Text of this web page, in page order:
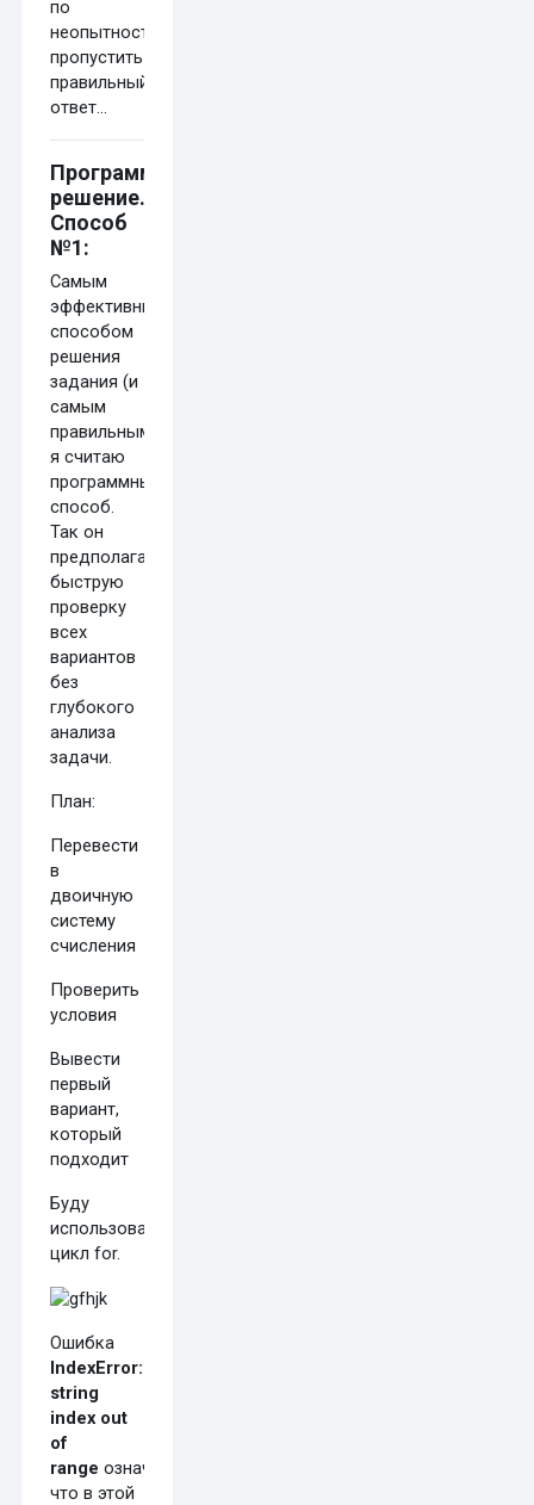
по
неопытности
пропустить
правильный
ответ...
Программное
решение.
Способ
№1:
Самым
эффективным
способом
решения
задания (и
самым
правильным)
я считаю
программный
способ.
Так он
предполагает
быструю
проверку
всех
вариантов
без
глубокого
анализа
задачи.
План:
Перевести
в
двоичную
систему
счисления
Проверить
условия
Вывести
первый
вариант,
который
подходит
Буду
использовать
цикл for.
Ошибка
IndexError:
string
index out
of
rangeозначает,
что в этой